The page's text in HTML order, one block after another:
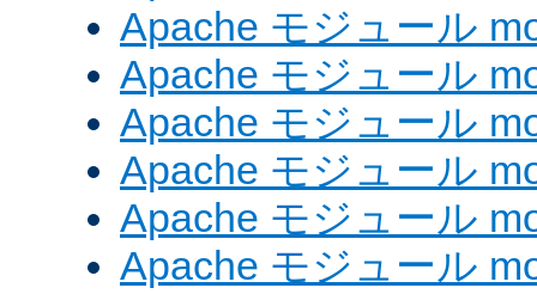
Apache モジュール
Apache モジュール
Apache モジュール
Apache モジュール
Apache モジュール
Apache モジュール